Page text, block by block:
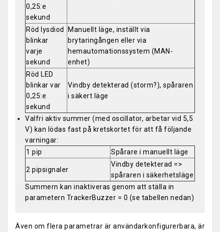
0,25:e
sekund
Röd lysdiod
blinkar
varje
sekund
Manuellt läge, inställt via
brytaringången eller via
hemautomationssystem (MAN-
enhet)
Röd LED
blinkar var
0,25:e
sekund
Vindby detekterad (storm?), spåraren
i säkert läge
Valfri aktiv summer (med oscillator, arbetar vid 5,5
V) kan lödas fast på kretskortet för att få följande
varningar:
1 pip
Spårare i manuellt läge
2 pipsignaler
Vindby detekterad =>
spåraren i säkerhetsläge
Summern kan inaktiveras genom att ställa in
parametern TrackerBuzzer = 0 (se tabellen nedan)
Även om flera parametrar är användarkonfigurerbara, är